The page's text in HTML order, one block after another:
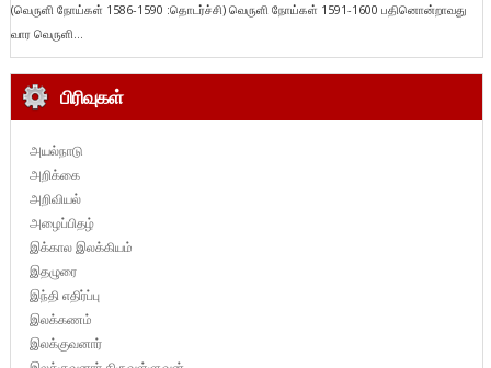
(வெருளி நோய்கள் 1586-1590 :தொடர்ச்சி) வெருளி நோய்கள் 1591-1600 பதினொன்றாவது
வார வெருளி...
பிரிவுகள்
அயல்நாடு
அறிக்கை
அறிவியல்
அழைப்பிதழ்
இக்கால இலக்கியம்
இதழுரை
இந்தி எதிர்ப்பு
இலக்கணம்
இலக்குவனார்